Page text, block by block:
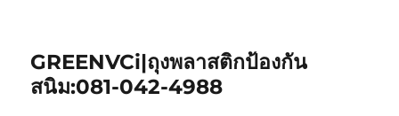
GREENVCi|ถุงพลาสติกป้องกัน
สนิม:081-042-4988